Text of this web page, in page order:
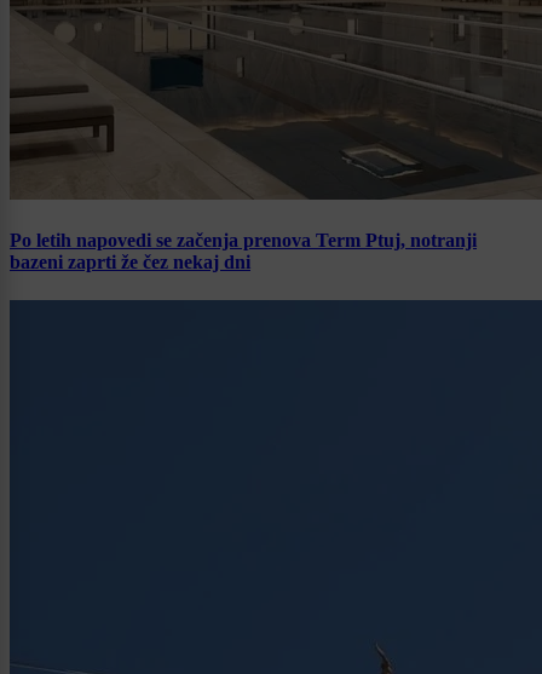
Po letih napovedi se začenja prenova Term Ptuj, notranji
bazeni zaprti že čez nekaj dni